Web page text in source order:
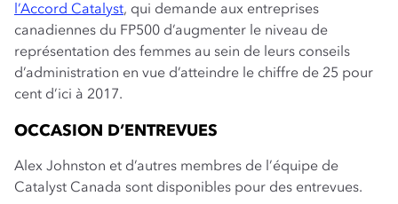
l’Accord Catalyst, qui demande aux entreprises
canadiennes du FP500 d’augmenter le niveau de
représentation des femmes au sein de leurs conseils
d’administration en vue d’atteindre le chiffre de 25 pour
cent d’ici à 2017.
OCCASION D’ENTREVUES
Alex Johnston et d’autres membres de l’équipe de
Catalyst Canada sont disponibles pour des entrevues.